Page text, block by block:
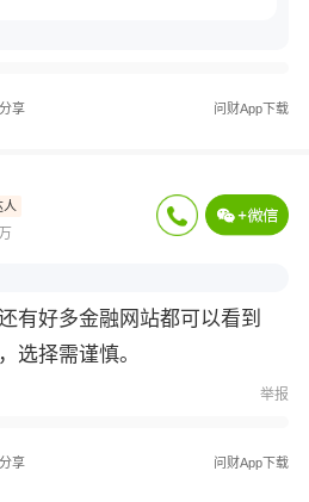
分享 问财App下载
人
有好多金融网站都可以看到
选择需谨慎。
举报
分享 问财App下载